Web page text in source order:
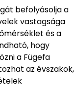
befolyásolja a
vastagsága
és a
hogy
a Fügefa
az évszakok,